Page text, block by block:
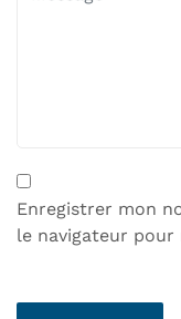
Enregistrer mon
le navigateur